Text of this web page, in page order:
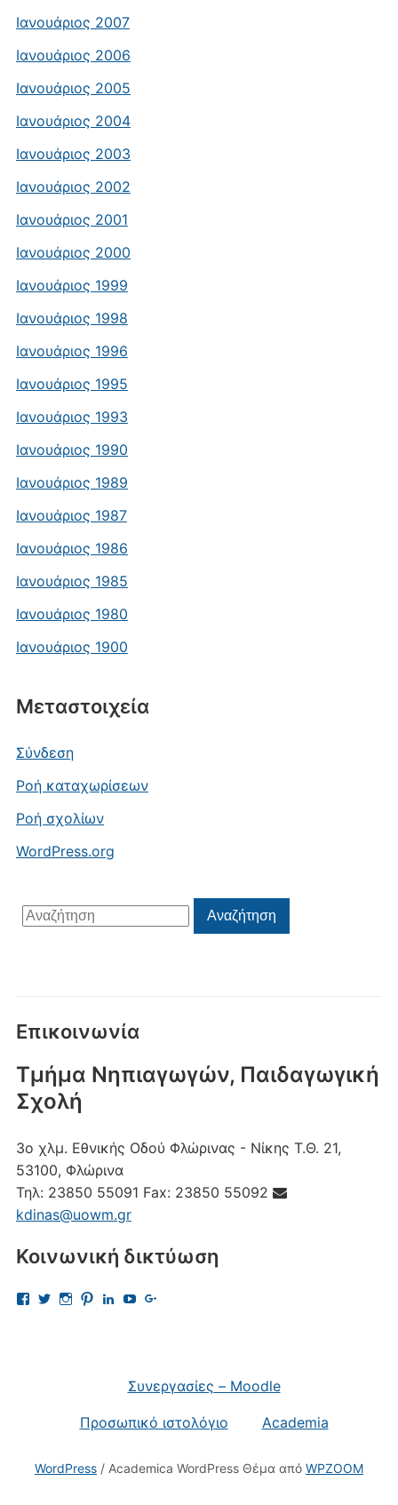
Ιανουάριος 2007
Ιανουάριος 2006
Ιανουάριος 2005
Ιανουάριος 2004
Ιανουάριος 2003
Ιανουάριος 2002
Ιανουάριος 2001
Ιανουάριος 2000
Ιανουάριος 1999
Ιανουάριος 1998
Ιανουάριος 1996
Ιανουάριος 1995
Ιανουάριος 1993
Ιανουάριος 1990
Ιανουάριος 1989
Ιανουάριος 1987
Ιανουάριος 1986
Ιανουάριος 1985
Ιανουάριος 1980
Ιανουάριος 1900
Μεταστοιχεία
Σύνδεση
Ροή καταχωρίσεων
Ροή σχολίων
WordPress.org
Αναζήτηση
για:
Αναζήτηση
Επικοινωνία
Τμήμα Νηπιαγωγών, Παιδαγωγική
Σχολή
3ο χλμ. Εθνικής Οδού Φλώρινας - Νίκης Τ.Θ. 21,
53100, Φλώρινα
Τηλ: 23850 55091 Fax: 23850 55092
kdinas@uowm.gr
Κοινωνική δικτύωση
Προβολή
Προβολή
Προβολή
Προβολή
Προβολή
trk=nav_responsive_tab_profile
στο
Προβολή
Συνεργασίες – Moodle
Προσωπικό ιστολόγιο Academia
WordPress / Academica WordPress Θέμα από WPZOOM